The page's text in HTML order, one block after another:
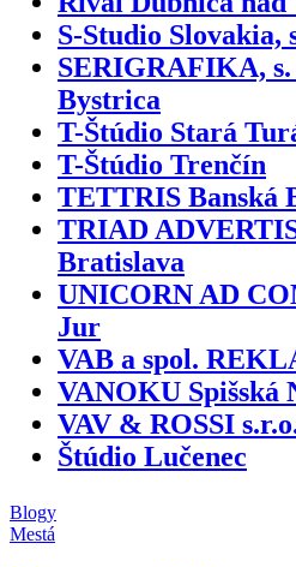
S-Studio Slovakia,
SERIGRAFIKA, s.
Bystrica
T-Štúdio Stará
T-Štúdio Trenčín
TETTRIS Banská
TRIAD
Bratislava
UNICORN AD
Jur
VAB a spol.
VANOKU Spišská
VAV & ROSSI
Štúdio Lučenec
Blogy
Mestá